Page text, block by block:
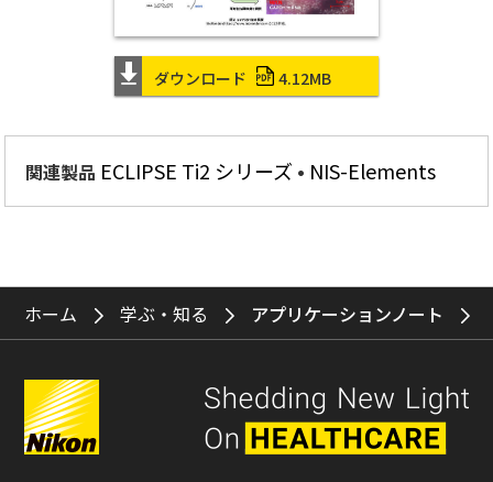
ダウンロード 4.12MB
関連製品 ECLIPSE Ti2 シリーズ NIS-Elements
ホーム 学ぶ・知る アプリケーションノート